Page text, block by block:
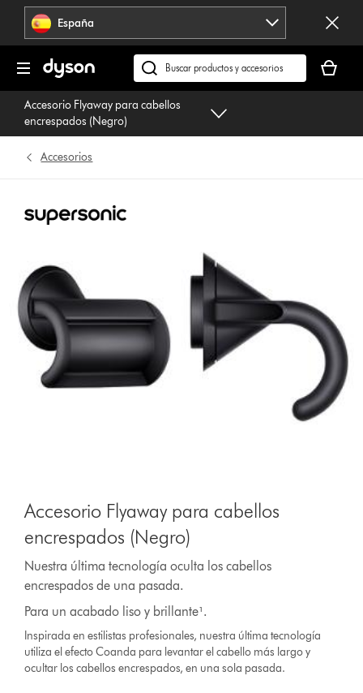
Omitir
navegación España
Buscar
en
dyson.es
cesta
está
Accesorio Flyaway para cabellos
encrespados (Negro)
Accesorios
Accesorio Flyaway para cabellos
encrespados (Negro)
Nuestra última tecnología oculta los cabellos
encrespados de una pasada.
Para un acabado liso y brillante¹.
Inspirada en estilistas profesionales, nuestra última tecnología
utiliza el efecto Coanda para levantar el cabello más largo y
ocultar los cabellos encrespados, en una sola pasada.